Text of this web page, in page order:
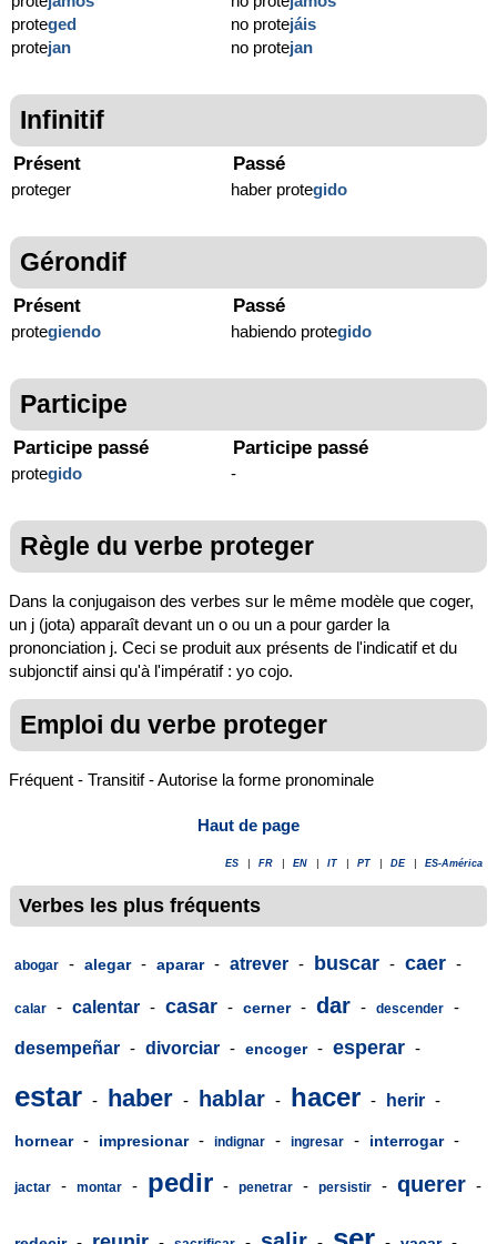
proteged
protejan
no protejáis
no protejan
Infinitif
Présent
proteger
Passé
haber protegido
Gérondif
Présent
protegiendo
Passé
habiendo protegido
Participe
Participe passé
protegido
Participe passé
-
Règle du verbe proteger
Dans la conjugaison des verbes sur le même modèle que coger,
un j (jota) apparaît devant un o ou un a pour garder la
prononciation j. Ceci se produit aux présents de l'indicatif et du
subjonctif ainsi qu'à l'impératif : yo cojo.
Emploi du verbe proteger
Fréquent - Transitif - Autorise la forme pronominale
Haut de page
ES FR EN IT PT DE ES-América
Verbes les plus fréquents
abogar - alegar - aparar - atrever - buscar - caer -
calar - calentar - casar - cerner - dar - descender -
desempeñar - divorciar - encoger - esperar -
estar - haber - hablar - hacer - herir -
hornear - impresionar - indignar - ingresar - interrogar -
jactar - montar - pedir - penetrar - persistir - querer -